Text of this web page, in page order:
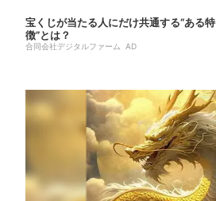
宝くじが当たる人にだけ共通する“ある特
徴”とは？
合同会社デジタルファーム AD